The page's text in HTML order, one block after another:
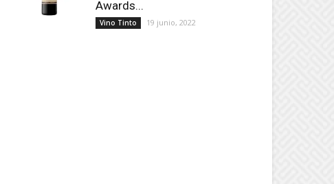
Awards...
Vino Tinto 19 junio, 2022